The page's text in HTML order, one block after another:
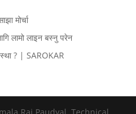
मोर्चा
लामो लाइन बस्नु परेन
? | SAROKAR